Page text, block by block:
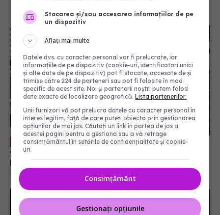
EXCLUSIV Cum ajută suportul psihologic pacienții
oncologici. Dr. Lucia Stănculeanu explică rolul
psihologului și psihiatrului în oncologie
20 sep 2025, 21:56
Stocarea și/sau accesarea informațiilor de pe
un dispozitiv
Aflați mai multe
Datele dvs. cu caracter personal vor fi prelucrate, iar
informațiile de pe dispozitiv (cookie-uri, identificatori unici
și alte date de pe dispozitiv) pot fi stocate, accesate de și
trimise către 224 de parteneri sau pot fi folosite în mod
specific de acest site. Noi și partenerii noștri putem folosi
date exacte de localizare geografică.Lista partenerilor.
Unii furnizori vă pot prelucra datele cu caracter personal în
interes legitim, față de care puteți obiecta prin gestionarea
opțiunilor de mai jos. Căutați un link în partea de jos a
acestei pagini pentru a gestiona sau a vă retrage
consimțământul în setările de confidențialitate și cookie-
uri.
Consimțământ
Gestionați opțiunile